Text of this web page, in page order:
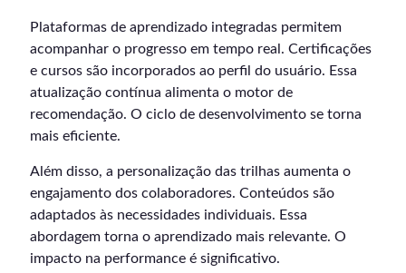
Plataformas de aprendizado integradas permitem
acompanhar o progresso em tempo real. Certificações
e cursos são incorporados ao perfil do usuário. Essa
atualização contínua alimenta o motor de
recomendação. O ciclo de desenvolvimento se torna
mais eficiente.
Além disso, a personalização das trilhas aumenta o
engajamento dos colaboradores. Conteúdos são
adaptados às necessidades individuais. Essa
abordagem torna o aprendizado mais relevante. O
impacto na performance é significativo.